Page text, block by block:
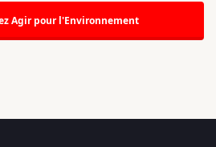
Agir pour l'Environnement